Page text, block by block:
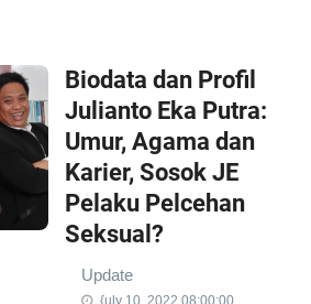
Biodata dan Profil
Julianto Eka Putra:
Umur, Agama dan
Karier, Sosok JE
Pelaku Pelcehan
Seksual?
Update
{uly 10, 2022 08:00:00